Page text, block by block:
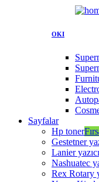
OKI
Sayfalar
Hp toner
Gestetner
Lanier yazıcı
Nashuatec
Rex Rotary